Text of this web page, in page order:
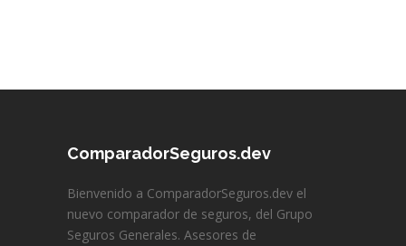
ComparadorSeguros.dev
Bienvenido a ComparadorSeguros.dev el
nuevo comparador de seguros, del Grupo
Seguros Generales. Asesores de